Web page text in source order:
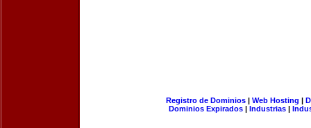
Registro de Dominios| Web Hosting |
Dominios Expirados | Industrias |